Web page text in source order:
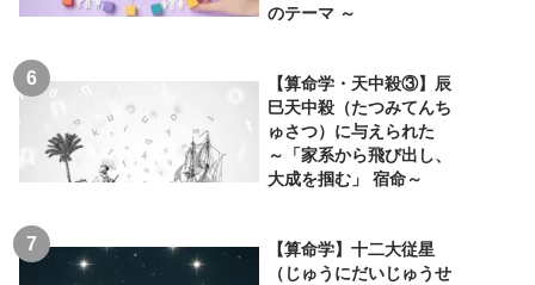
のテーマ ～
【算命学・天中殺③】辰
巳天中殺（たつみてんち
ゅさつ）に与えられた
～「家系から飛び出し、
大成を掴む」 宿命～
【算命学】十二大従星
（じゅうにだいじゅうせ